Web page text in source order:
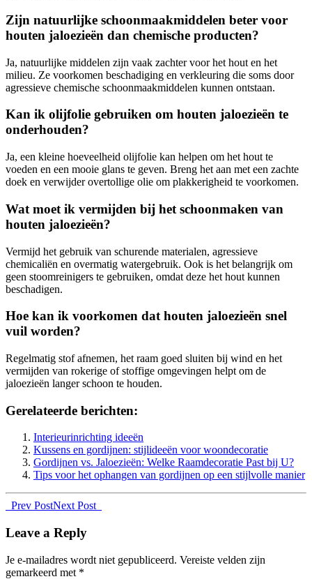
Zijn natuurlijke schoonmaakmiddelen beter voor
houten jaloezieën dan chemische producten?
Ja, natuurlijke middelen zijn vaak zachter voor het hout en het
milieu. Ze voorkomen beschadiging en verkleuring die soms door
agressieve chemische schoonmaakmiddelen kunnen ontstaan.
Kan ik olijfolie gebruiken om houten jaloezieën te
onderhouden?
Ja, een kleine hoeveelheid olijfolie kan helpen om het hout te
voeden en een mooie glans te geven. Breng het aan met een zachte
doek en verwijder overtollige olie om plakkerigheid te voorkomen.
Wat moet ik vermijden bij het schoonmaken van
houten jaloezieën?
Vermijd het gebruik van schurende materialen, agressieve
chemicaliën en overmatig watergebruik. Ook is het belangrijk om
geen stoomreinigers te gebruiken, omdat deze het hout kunnen
beschadigen.
Hoe kan ik voorkomen dat houten jaloezieën snel
vuil worden?
Regelmatig stof afnemen, het raam goed sluiten bij wind en het
vermijden van rokerige of stoffige omgevingen helpt om de
jaloezieën langer schoon te houden.
Gerelateerde berichten:
Interieurinrichting ideeën
Kussens en gordijnen: stijlideeën voor woondecoratie
Gordijnen vs. Jaloezieën: Welke Raamdecoratie Past bij U?
Tips voor het ophangen van gordijnen op een stijlvolle manier
Prev PostNext Post
Leave a Reply
Je e-mailadres wordt niet gepubliceerd. Vereiste velden zijn
gemarkeerd met *